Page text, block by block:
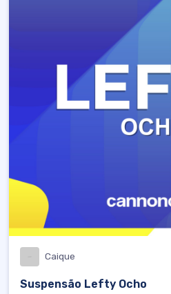
Caique
Suspensão Lefty Ocho